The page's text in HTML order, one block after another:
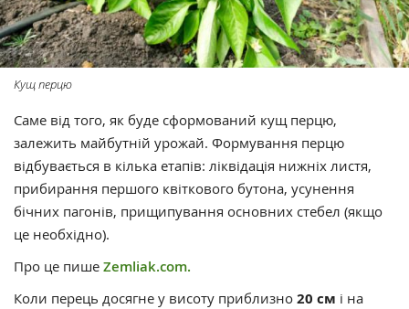
Кущ перцю
Саме від того, як буде сформований кущ перцю,
залежить майбутній урожай. Формування перцю
відбувається в кілька етапів: ліквідація нижніх листя,
прибирання першого квіткового бутона, усунення
бічних пагонів, прищипування основних стебел (якщо
це необхідно).
Про це пише Zemliak.com.
Коли перець досягне у висоту приблизно 20 см і на